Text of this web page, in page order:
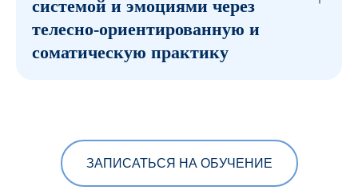
системой и эмоциями через
телесно-ориентированную и
соматическую практику
ЗАПИСАТЬСЯ НА ОБУЧЕНИЕ